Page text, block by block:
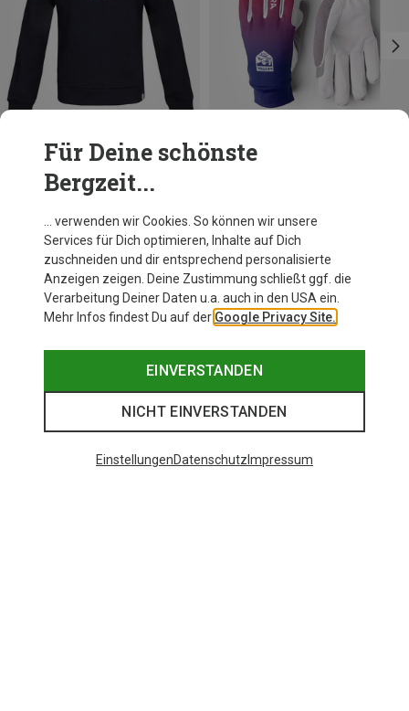
Du sparst 63%
Für Deine schönste
Bergzeit...
… verwenden wir Cookies. So können wir unsere
Services für Dich optimieren, Inhalte auf Dich
zuschneiden und dir entsprechend personalisierte
Anzeigen zeigen. Deine Zustimmung schließt ggf. die
Verarbeitung Deiner Daten u.a. auch in den USA ein.
Mehr Infos findest Du auf der Google Privacy Site.
EINVERSTANDEN
NICHT EINVERSTANDEN
EinstellungenDatenschutz Impressum